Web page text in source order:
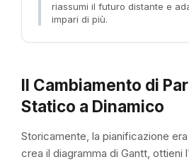
riassumi il futuro distante e
impari di più.
Il Cambiamento di
Statico a Dinamico
Storicamente, la pianificazione
crea il diagramma di Gantt, ottieni